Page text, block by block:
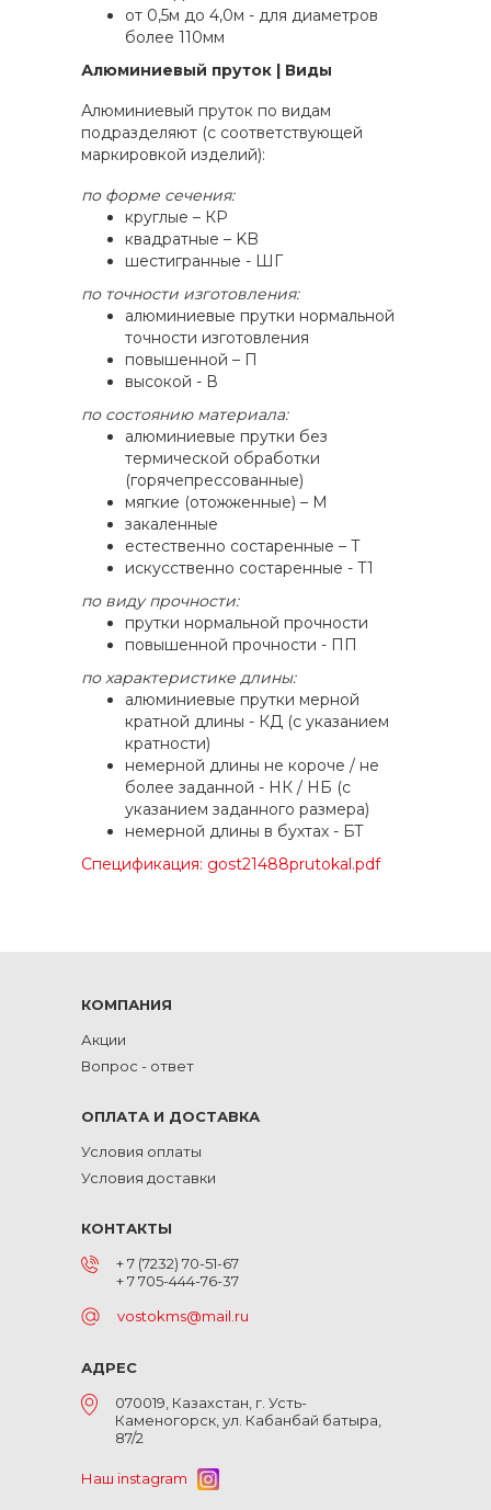
от 0,5м до 4,0м - для диаметров
более 110мм
Алюминиевый пруток | Виды
Алюминиевый пруток по видам
подразделяют (с соответствующей
маркировкой изделий):
по форме сечения:
круглые – КР
квадратные – KB
шестигранные - ШГ
по точности изготовления:
алюминиевые прутки нормальной
точности изготовления
повышенной – П
высокой - В
по состоянию материала:
алюминиевые прутки без
термической обработки
(горячепрессованные)
мягкие (отожженные) – М
закаленные
естественно состаренные – Т
искусственно состаренные - Т1
по виду прочности:
прутки нормальной прочности
повышенной прочности - ПП
по характеристике длины:
алюминиевые прутки мерной
кратной длины - КД (с указанием
кратности)
немерной длины не короче / не
более заданной - НК / НБ (с
указанием заданного размера)
немерной длины в бухтах - БТ
Спецификация: gost21488prutokal.pdf
КОМПАНИЯ
Акции
Вопрос - ответ
ОПЛАТА И ДОСТАВКА
Условия оплаты
Условия доставки
КОНТАКТЫ
+ 7 (7232) 70-51-67
+ 7 705-444-76-37
vostokms@mail.ru
АДРЕС
070019, Казахстан, г. Усть-
Каменогорск, ул. Кабанбай батыра,
87/2
Наш instagram